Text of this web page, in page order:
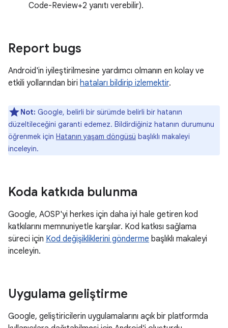
Code-Review+2 yanıtı verebilir).
Report bugs
Android'in iyileştirilmesine yardımcı olmanın en kolay ve
etkili yollarından biri hataları bildirip izlemektir.
Not: Google, belirli bir sürümde belirli bir hatanın
düzeltileceğini garanti edemez. Bildirdiğiniz hatanın durumunu
öğrenmek için Hatanın yaşam döngüsü başlıklı makaleyi
inceleyin.
Koda katkıda bulunma
Google, AOSP'yi herkes için daha iyi hale getiren kod
katkılarını memnuniyetle karşılar. Kod katkısı sağlama
süreci için Kod değişikliklerini gönderme başlıklı makaleyi
inceleyin.
Uygulama geliştirme
Google, geliştiricilerin uygulamalarını açık bir platformda